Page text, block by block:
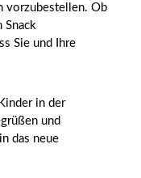
vorzubestellen. Ob
Snack
Sie und Ihre
in der
und
das neue